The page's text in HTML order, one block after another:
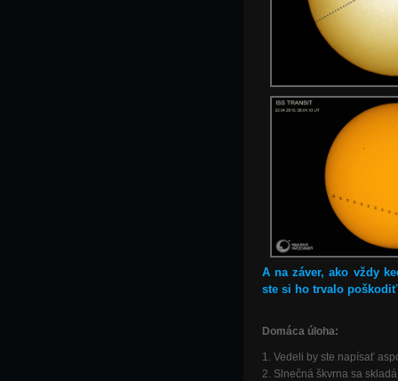
A na záver, ako vždy
ste si ho trvalo
Domáca úloha:
1. Vedeli by ste napísať
2. Slnečná škvrna sa